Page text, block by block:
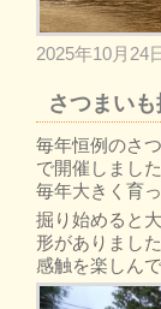
2025年10月24
さつまいも
毎年恒例のさ
で開催しまし
毎年大きく育
掘り始めると
形がありまし
感触を楽しん